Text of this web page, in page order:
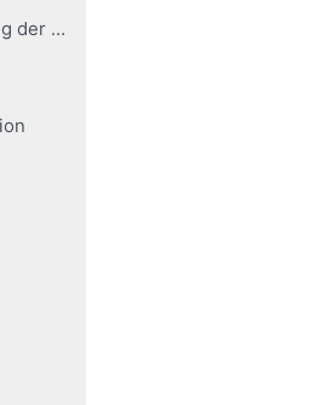
3. Einführung: Zuordnung der Begriffe